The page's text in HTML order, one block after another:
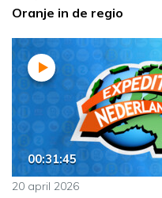
Oranje in de regio
00:31:45
20 april 2026